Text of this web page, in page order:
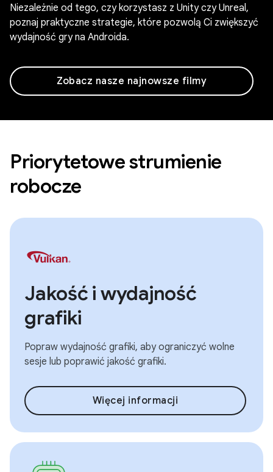
Niezależnie od tego, czy korzystasz z Unity czy Unreal,
poznaj praktyczne strategie, które pozwolą Ci zwiększyć
wydajność gry na Androida.
Zobacz nasze najnowsze filmy
Priorytetowe strumienie
robocze
Jakość i wydajność
grafiki
Popraw wydajność grafiki, aby ograniczyć wolne
sesje lub poprawić jakość grafiki.
Więcej informacji